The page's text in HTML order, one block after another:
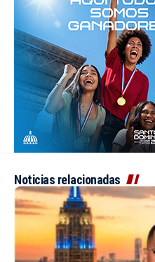
Noticias relacionadas